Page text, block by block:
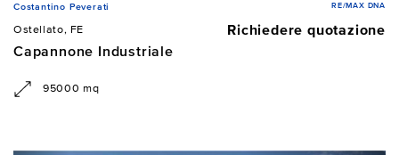
Costantino Peverati RE/MAX DNA
Ostellato, FE
Richiedere quotazione
Capannone Industriale
95000 mq